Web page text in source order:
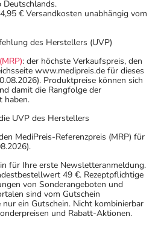
Deutschlands.
€ Versandkosten unabhängig vom
des Herstellers (UVP)
: der höchste Verkaufspreis, den
www.medipreis.de für dieses
Produktpreise können sich
damit die Rangfolge der
haben.
UVP des Herstellers
MediPreis-Referenzpreis (MRP) für
für Ihre erste Newsletteranmeldung.
49 €. Rezeptpflichtige
von Sonderangeboten und
sind vom Gutschein
ein Gutschein. Nicht kombinierbar
und Rabatt-Aktionen.